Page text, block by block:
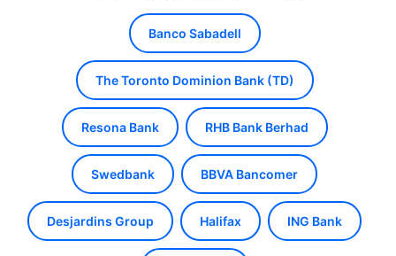
Banco Sabadell
The Toronto Dominion Bank (TD)
Resona Bank RHB Bank Berhad
Swedbank BBVA Bancomer
Desjardins Group Halifax ING Bank